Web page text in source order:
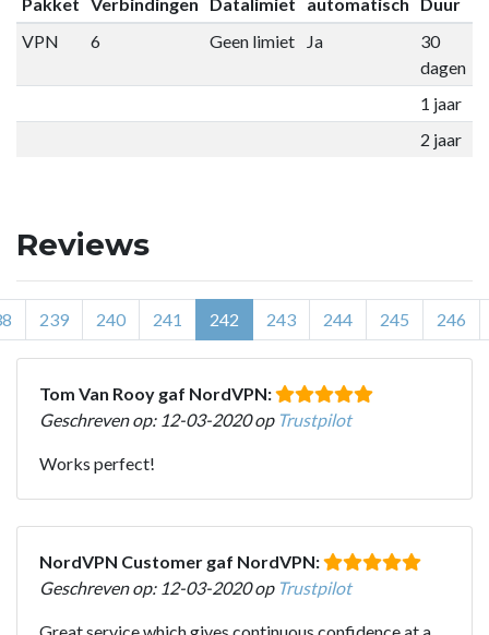
VPN
6 Geen limiet Ja
30
dagen
1 jaar
2 jaar
Reviews
239 240 241 242 243 244 245 246
Tom Van Rooy gaf NordVPN:
Geschreven op: 12-03-2020 op Trustpilot
Works perfect!
NordVPN Customer gaf NordVPN:
Geschreven op: 12-03-2020 op Trustpilot
Great service which gives continuous confidence at a